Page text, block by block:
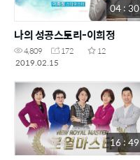
04 : 30
나의 성공스토리-이희정
4,809 172
12
2019.02.15
16 : 49